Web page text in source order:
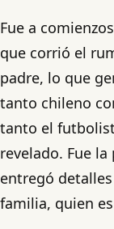
Fue a
que corrió el
padre, lo que
tanto chileno
tanto el
revelado. Fue
entregó
familia, quien